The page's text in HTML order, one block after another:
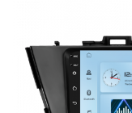
Navigatii Toyota
Navigatii Dacia
Navigatii Peugeot